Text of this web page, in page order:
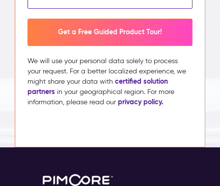
Get a Free Guided Product Tour!
We will use your personal data solely to process
your request. For a better localized experience, we
might share your data with certified solution
partners in your geographical region. For more
information, please read our privacy policy.